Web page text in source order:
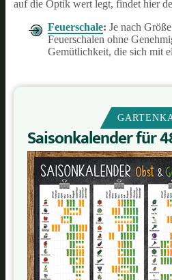
auf die Optik wert legt, findet hier
Feuerschale: Je nach
Feuerschalen ohne
Gemütlichkeit, die sich mit
Saisonkalender für